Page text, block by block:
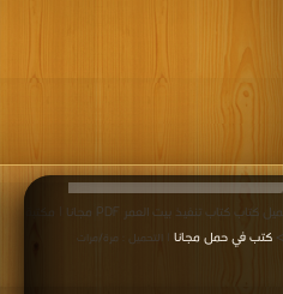
قراءة و تحميل كتاب كتاب تنفيذ بيت العمر PDF مجانا | مكتبة
>كتب في حمل مجانا | التحميل : مرة/مرات